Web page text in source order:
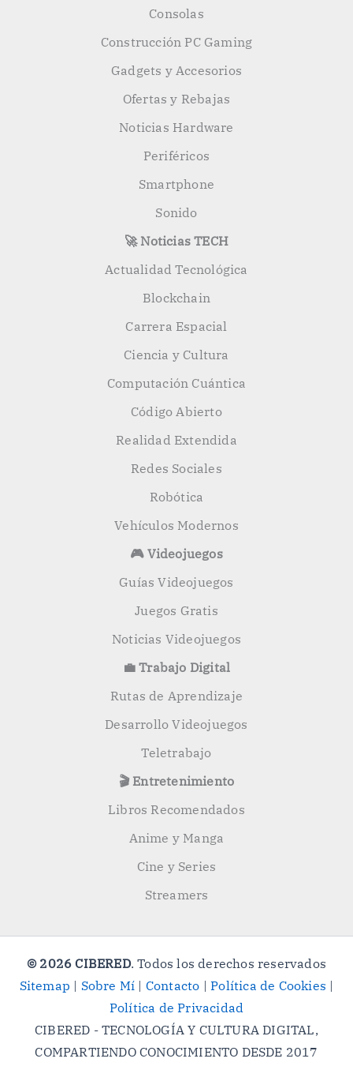
Consolas
Construcción PC Gaming
Gadgets y Accesorios
Ofertas y Rebajas
Noticias Hardware
Periféricos
Smartphone
Sonido
🚀 Noticias TECH
Actualidad Tecnológica
Blockchain
Carrera Espacial
Ciencia y Cultura
Computación Cuántica
Código Abierto
Realidad Extendida
Redes Sociales
Robótica
Vehículos Modernos
🎮 Videojuegos
Guías Videojuegos
Juegos Gratis
Noticias Videojuegos
💼 Trabajo Digital
Rutas de Aprendizaje
Desarrollo Videojuegos
Teletrabajo
🎬 Entretenimiento
Libros Recomendados
Anime y Manga
Cine y Series
Streamers
© 2026 CIBERED. Todos los derechos reservados
Sitemap | Sobre Mí | Contacto |Política de Cookies |
Política de Privacidad
CIBERED - TECNOLOGÍA Y CULTURA DIGITAL,
COMPARTIENDO CONOCIMIENTO DESDE 2017